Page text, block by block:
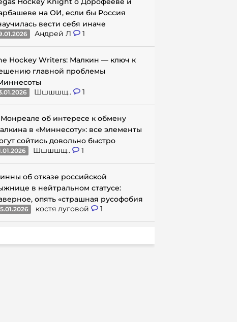
на ОИ, если бы Россия
вести себя иначе
Андрей Л 1
Hockey Writers: Малкин — ключ к
главной проблемы
Шшшшщ.. 1
об интересе к обмену
в «Миннесоту»: все элементы
сойтись довольно быстро
Шшшшщ.. 1
об отказе российской
в нейтральном статусе:
опять «страшная русофобия
костя луговой 1